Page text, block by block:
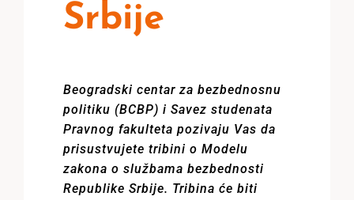
Srbije
Beogradski centar za bezbednosnu
politiku (BCBP) i Savez studenata
Pravnog fakulteta pozivaju Vas da
prisustvujete tribini o Modelu
zakona o službama bezbednosti
Republike Srbije. Tribina će biti